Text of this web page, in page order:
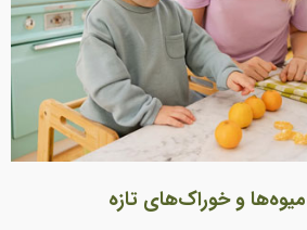
و خوراک‌های تازه